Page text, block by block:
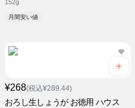
152g
月間安い値
¥268(税込¥289.44)
おろし生しょうが お徳用 ハウス